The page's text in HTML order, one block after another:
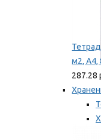
м2, А4,
287.28